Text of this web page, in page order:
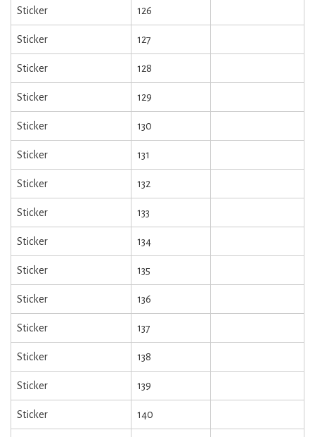
Sticker 126
Sticker 127
Sticker 128
Sticker 129
Sticker 130
Sticker 131
Sticker 132
Sticker 133
Sticker 134
Sticker 135
Sticker 136
Sticker 137
Sticker 138
Sticker 139
Sticker 140